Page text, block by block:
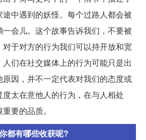
中遇到的妖怪。每个过路人都会被
会儿。这个故事告诉我们，不要被
于对方的行为我们可以持开放和宽
们在社交媒体上的行为可能只是出
因，并不一定代表对我们的态度或
太在意他人的行为，在与人相处
要的品质。
都有哪些收获呢?